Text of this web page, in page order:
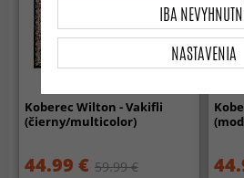
Koberec Wilton - Vakifli
(čierny/multicolor)
44.99 € 59.99 €
NASTAVENIA
IBA